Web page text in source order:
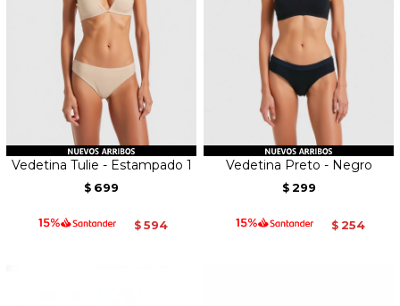
Vedetina Tulie - Estampado 1
$ 699
$ 594
Vedetina Preto - Negro
$ 299
$ 254